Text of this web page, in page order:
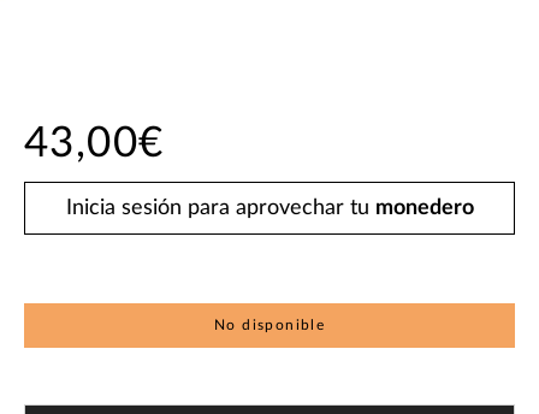
43,00€
Inicia sesión para aprovechar tu monedero
No disponible